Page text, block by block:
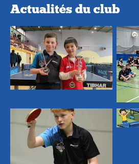
Actualités du club